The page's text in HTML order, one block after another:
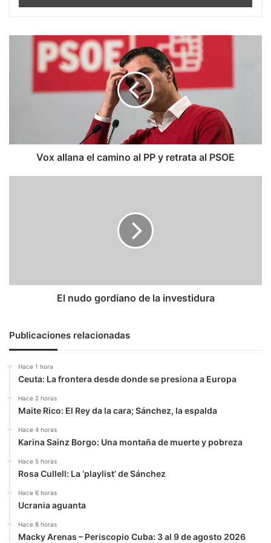
al
Vox allana el camino al PP y retrata al PSOE
El nudo gordiano de la investidura
Publicaciones relacionadas
Hace 1 hora
Ceuta: La frontera desde donde se presiona a Europa
Hace 2 horas
Maite Rico: El Rey da la cara; Sánchez, la espalda
Hace 4 horas
Karina Sainz Borgo: Una montaña de muerte y pobreza
Hace 5 horas
Rosa Cullell: La ‘playlist’ de Sánchez
Hace 6 horas
Ucrania aguanta
Hace 8 horas
Macky Arenas – Periscopio Cuba: 3 al 9 de agosto 2026